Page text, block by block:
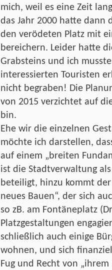
mich, weil es eine Zeit
das Jahr 2000 hatte dann
den verödeten Platz mit
bereichern. Leider hatte
Grabsteins und ich
interessierten Touristen
nicht begraben! Die
von 2015 verzichtet auf
bin.
Ehe wir die einzelnen
möchte ich darstellen,
auf einem „breiten
ist die Stadtverwaltung
beteiligt, hinzu kommt
neues Bauen“, der sich
so zB. am Fontäneplatz
Platzgestaltungen
schließlich auch einige
wohnen, und sich
Fug und Recht von